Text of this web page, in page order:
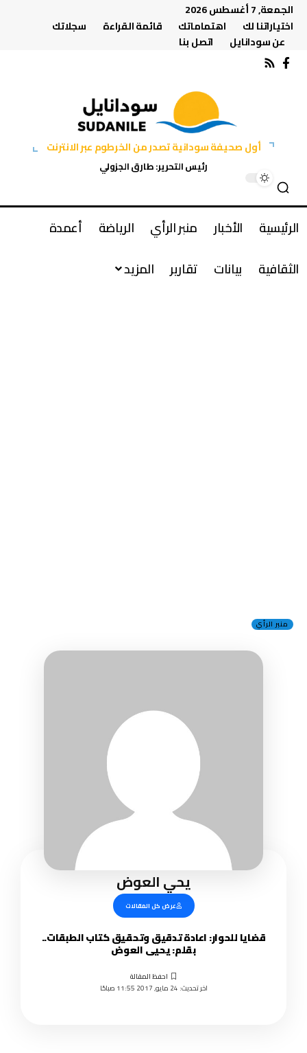
الجمعة, 7 أغسطس 2026
اختياراتنا لك
اهتماماتك قائمة القراءة
سجلاتك
عن سودانايل
اتصل بنا
أول صحيفة سودانية تصدر من الخرطوم عبر الانترنت
رئيس التحرير: طارق الجزولي
الرئيسية الأخبار منبر الرأي الرياضة
أعمدة
الثقافية
بيانات تقارير المزيد
منبر الرأي
يحي العوض
عرض كل المقالات
قضايا للحوار: اعادة تدقيق وتحقيق كتاب الطبقات..
بقلم: يحيى العوض
اخر تحديث: 24 مايو, 2017 11:55 صباحًا